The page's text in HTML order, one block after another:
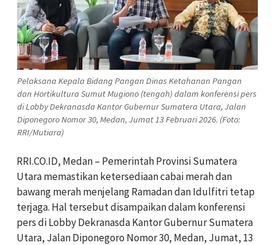
Pelaksana Kepala Bidang Pangan Dinas Ketahanan Pangan
dan Hortikultura Sumut Mugiono (tengah) dalam konferensi pers
di Lobby Dekranasda Kantor Gubernur Sumatera Utara, Jalan
Diponegoro Nomor 30, Medan, Jumat 13 Februari 2026. (Foto:
RRI/Mutiara)
RRI.CO.ID, Medan – Pemerintah Provinsi Sumatera
Utara memastikan ketersediaan cabai merah dan
bawang merah menjelang Ramadan dan Idulfitri tetap
terjaga. Hal tersebut disampaikan dalam konferensi
pers di Lobby Dekranasda Kantor Gubernur Sumatera
Utara, Jalan Diponegoro Nomor 30, Medan, Jumat, 13